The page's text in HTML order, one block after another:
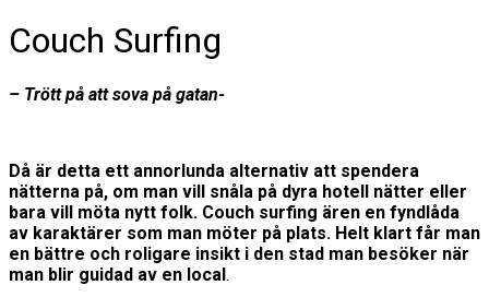
Couch Surfing
– Trött på att sova på gatan-
Då är detta ett annorlunda alternativ att spendera
nätterna på, om man vill snåla på dyra hotell nätter eller
bara vill möta nytt folk. Couch surfing ären en fyndlåda
av karaktärer som man möter på plats. Helt klart får man
en bättre och roligare insikt i den stad man besöker när
man blir guidad av en local.